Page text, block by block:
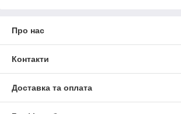
Про нас
Контакти
Доставка та оплата